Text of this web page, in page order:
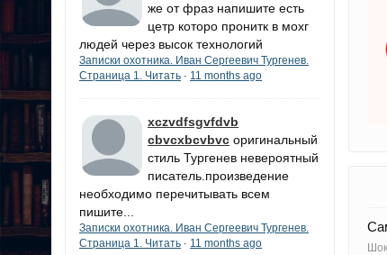
же от фраз напишите есть
цетр которо пронитк в мохг
людей через высок технологий
Записки охотника. Иван Сергеевич Тургенев.
Страница 1. Читать · 11 months ago
xczvdfsgvfdvb
cbvcxbcvbvc оригинальный
стиль Тургенев невероятный
писатель.произведение
необходимо перечитывать всем
пишите...
Записки охотника. Иван Сергеевич Тургенев.
Страница 1. Читать · 11 months ago